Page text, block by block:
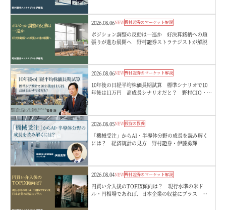
2026.08.06NEW野村證券のマーケット解説
ポジション調整の反動は一巡か 好決算銘柄への順
張りが進む展開へ 野村證券ストラテジストが解説
2026.08.06NEW野村證券のマーケット解説
10年後の日経平均株価長期試算 標準シナリオで10
年後は11万円 高成長シナリオだと？ 野村CIO・宮
2026.08.05NEW投資の教養
「機械受注」からAI・半導体分野の成長を読み解く
には？ 経済統計の見方 野村證券・伊藤勇輝
2026.08.04NEW野村證券のマーケット解説
円買い介入後のTOPIX傾向は？ 現行水準の米ド
ル・円相場であれば、日本企業の収益にプラス 野